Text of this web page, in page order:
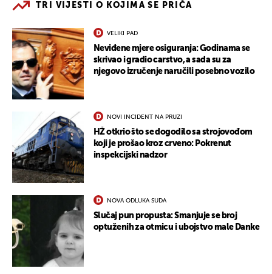
TRI VIJESTI O KOJIMA SE PRIČA
VELIKI PAD
Neviđene mjere osiguranja: Godinama se
skrivao i gradio carstvo, a sada su za
njegovo izručenje naručili posebno vozilo
NOVI INCIDENT NA PRUZI
HŽ otkrio što se dogodilo sa strojovođom
koji je prošao kroz crveno: Pokrenut
inspekcijski nadzor
NOVA ODLUKA SUDA
Slučaj pun propusta: Smanjuje se broj
optuženih za otmicu i ubojstvo male Danke